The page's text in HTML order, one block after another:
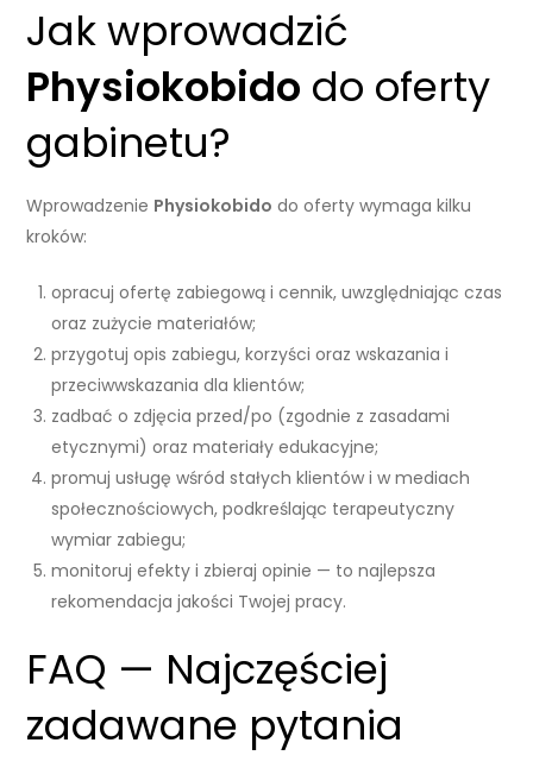
Jak wprowadzić
Physiokobido do oferty
gabinetu?
Wprowadzenie Physiokobido do oferty wymaga kilku
kroków:
opracuj ofertę zabiegową i cennik, uwzględniając czas
oraz zużycie materiałów;
przygotuj opis zabiegu, korzyści oraz wskazania i
przeciwwskazania dla klientów;
zadbać o zdjęcia przed/po (zgodnie z zasadami
etycznymi) oraz materiały edukacyjne;
promuj usługę wśród stałych klientów i w mediach
społecznościowych, podkreślając terapeutyczny
wymiar zabiegu;
monitoruj efekty i zbieraj opinie — to najlepsza
rekomendacja jakości Twojej pracy.
FAQ — Najczęściej
zadawane pytania